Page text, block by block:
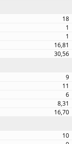
18
1
1
16,81
30,56
9
11
6
8,31
16,70
10